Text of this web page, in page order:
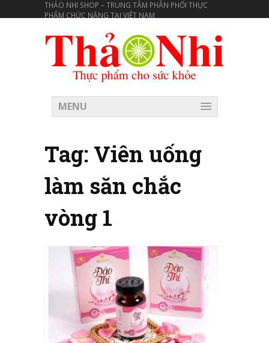
THẢO NHI SHOP – TRUNG TÂM PHÂN PHỐI THỰC
PHẨM CHỨC NĂNG TẠI VIÊT NAM
MENU
Tag: Viên uống
làm săn chắc
vòng 1